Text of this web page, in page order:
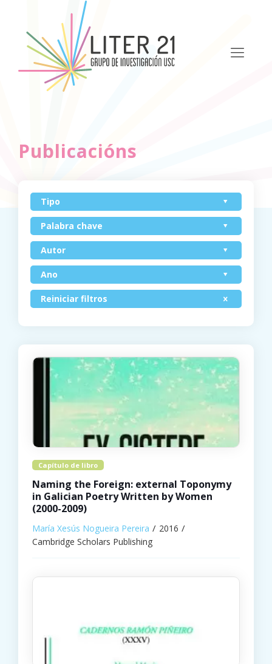
Publicacións
Tipo
Palabra chave
Autor
Ano
Reiniciar filtros
Capítulo de libro
Naming the Foreign: external Toponymy
in Galician Poetry Written by Women
(2000-2009)
María Xesús Nogueira Pereira
2016
Cambridge Scholars Publishing